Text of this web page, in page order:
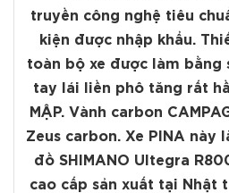
truyền công nghệ tiêu
kiện được nhập khẩu.
toàn bộ xe được làm bằng
tay lái liền phô tăng rất
MẬP. Vành carbon
Zeus carbon. Xe PINA này
đồ SHIMANO Ultegra
cao cấp sản xuất tại Nhật